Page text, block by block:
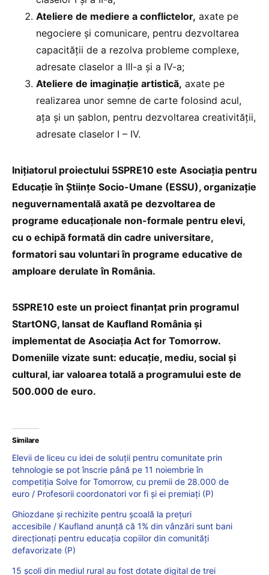
Ateliere de mediere a conflictelor, axate pe
negociere și comunicare, pentru dezvoltarea
capacității de a rezolva probleme complexe,
adresate claselor a III-a și a IV-a;
Ateliere de imaginație artistică, axate pe
realizarea unor semne de carte folosind acul,
ața și un șablon, pentru dezvoltarea creativității,
adresate claselor I – IV.
Inițiatorul proiectului 5SPRE10 este Asociația pentru
Educație în Științe Socio-Umane (ESSU), organizație
neguvernamentală axată pe dezvoltarea de
programe educaționale non-formale pentru elevi,
cu o echipă formată din cadre universitare,
formatori sau voluntari în programe educative de
amploare derulate în România.
5SPRE10 este un proiect finanțat prin programul
StartONG, lansat de Kaufland România și
implementat de Asociația Act for Tomorrow.
Domeniile vizate sunt: educaţie, mediu, social şi
cultural, iar valoarea totală a programului este de
500.000 de euro.
Similare
Elevii de liceu cu idei de soluții pentru comunitate prin
tehnologie se pot înscrie până pe 11 noiembrie în
competiția Solve for Tomorrow, cu premii de 28.000 de
euro / Profesorii coordonatori vor fi și ei premiați (P)
Ghiozdane și rechizite pentru școală la prețuri
accesibile / Kaufland anunță că 1% din vânzări sunt bani
direcționați pentru educația copiilor din comunități
defavorizate (P)
15 școli din mediul rural au fost dotate digital de trei